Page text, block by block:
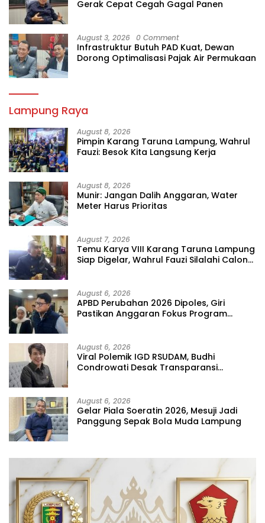
Gerak Cepat Cegah Gagal Panen
August 3, 2026 0 Comment
Infrastruktur Butuh PAD Kuat, Dewan
Dorong Optimalisasi Pajak Air Permukaan
Lampung Raya
August 8, 2026
Pimpin Karang Taruna Lampung, Wahrul
Fauzi: Besok Kita Langsung Kerja
August 8, 2026
Munir: Jangan Dalih Anggaran, Water
Meter Harus Prioritas
August 7, 2026
Temu Karya VIII Karang Taruna Lampung
Siap Digelar, Wahrul Fauzi Silalahi Calon
August 6, 2026
APBD Perubahan 2026 Dipoles, Giri
Pastikan Anggaran Fokus Program
August 6, 2026
Viral Polemik IGD RSUDAM, Budhi
Condrowati Desak Transparansi
August 6, 2026
Gelar Piala Soeratin 2026, Mesuji Jadi
Panggung Sepak Bola Muda Lampung